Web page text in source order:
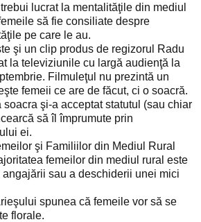
lucrat la mentalităţile din mediul
să fie consiliate despre
pe care le au.
şi un clip produs de regizorul Radu
la televiziunile cu largă audienţă la
Filmuleţul nu prezintă un
femeii ce are de făcut, ci o soacră.
soacra şi-a acceptat statutul (sau chiar
să îl împrumute prin
ei.
şi Familiilor din Mediul Rural
femeilor din mediul rural este
sau a deschiderii unei mici
spunea că femeile vor să se
florale.